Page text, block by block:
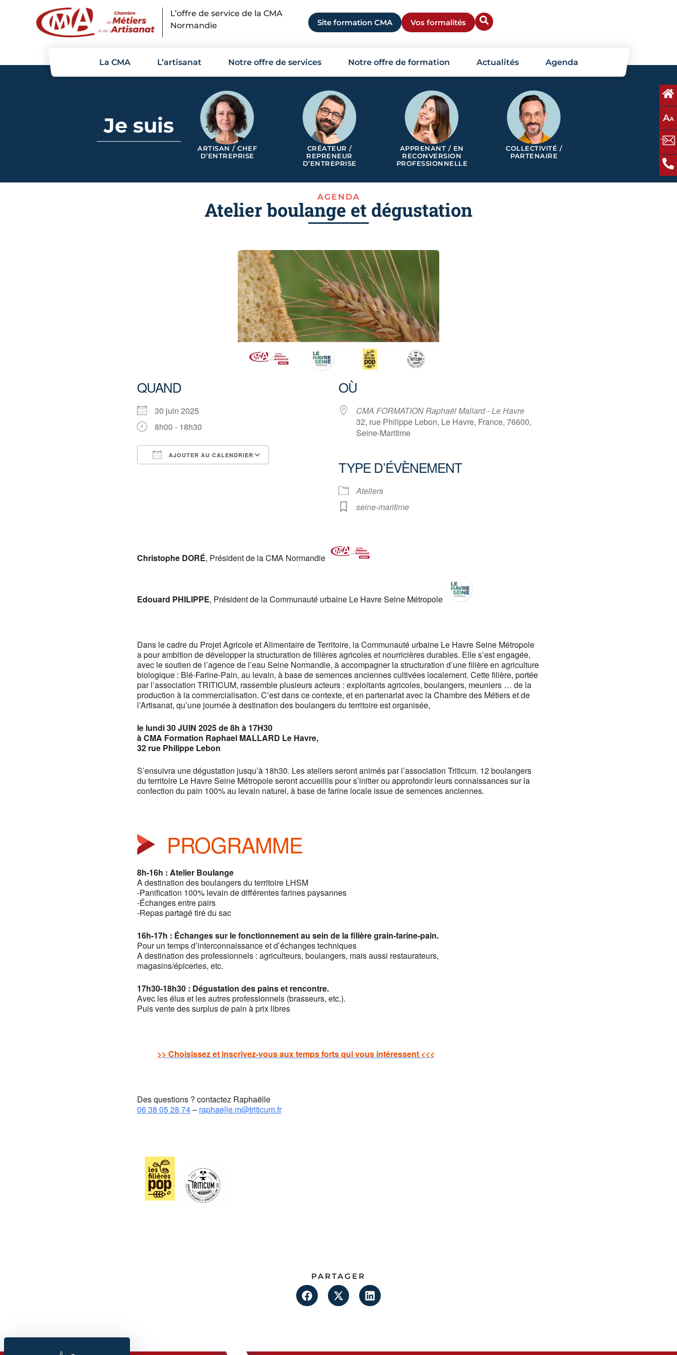
L’offre de service de la CMA
Normandie
Site formation CMA Vos formalités
La CMA L’artisanat Notre offre de services Notre offre de formation Actualités Agenda
AA
Je suis
ARTISAN / CHEF
D’ENTREPRISE
CRÉATEUR /
REPRENEUR
D’ENTREPRISE
APPRENANT / EN
RECONVERSION
PROFESSIONNELLE
COLLECTIVITÉ /
PARTENAIRE
AGENDA
Atelier boulange et dégustation
QUAND
30 juin 2025
8h00 - 18h30
AJOUTER AU CALENDRIER
Calendrier Google iCalendar
OÙ
CMA FORMATION Raphaël Mallard - Le Havre
32, rue Philippe Lebon, Le Havre, France, 76600,
Seine-Maritime
TYPE D’ÉVÈNEMENT
Ateliers
seine-maritime
Christophe DORÉ, Président de la CMA Normandie
Edouard PHILIPPE, Président de la Communauté urbaine Le Havre Seine Métropole
Dans le cadre du Projet Agricole et Alimentaire de Territoire, la Communauté urbaine Le Havre Seine Métropole
a pour ambition de développer la structuration de filières agricoles et nourricières durables. Elle s’est engagée,
avec le soutien de l’agence de l’eau Seine Normandie, à accompagner la structuration d’une filière en agriculture
biologique : Blé-Farine-Pain, au levain, à base de semences anciennes cultivées localement. Cette filière, portée
par l’association TRITICUM, rassemble plusieurs acteurs : exploitants agricoles, boulangers, meuniers … de la
production à la commercialisation. C’est dans ce contexte, et en partenariat avec la Chambre des Métiers et de
l’Artisanat, qu’une journée à destination des boulangers du territoire est organisée,
le lundi 30 JUIN 2025 de 8h à 17H30
à CMA Formation Raphael MALLARD Le Havre,
32 rue Philippe Lebon
S’ensuivra une dégustation jusqu’à 18h30. Les ateliers seront animés par l’association Triticum. 12 boulangers
du territoire Le Havre Seine Métropole seront accueillis pour s’initier ou approfondir leurs connaissances sur la
confection du pain 100% au levain naturel, à base de farine locale issue de semences anciennes.
PROGRAMME
8h-16h : Atelier Boulange
A destination des boulangers du territoire LHSM
-Panification 100% levain de différentes farines paysannes
-Échanges entre pairs
-Repas partagé tiré du sac
16h-17h : Échanges sur le fonctionnement au sein de la filière grain-farine-pain.
Pour un temps d’interconnaissance et d’échanges techniques
A destination des professionnels : agriculteurs, boulangers, mais aussi restaurateurs,
magasins/épiceries, etc.
17h30-18h30 : Dégustation des pains et rencontre.
Avec les élus et les autres professionnels (brasseurs, etc.).
Puis vente des surplus de pain à prix libres
>> Choisissez et inscrivez-vous aux temps forts qui vous intéressent <<<
Des questions ? contactez Raphaëlle
06 38 05 28 74– raphaelle.m@triticum.fr
PARTAGER
Panneau de gestion des cookies